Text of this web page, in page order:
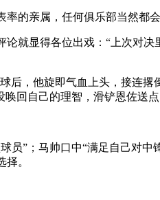
的亲属，任何俱乐部当然都会
就显得各位出戏：“上次对
后，他旋即气血上头，接连
回自己的理智，滑铲恩佐送
员”；马帅口中“满足自己对
。